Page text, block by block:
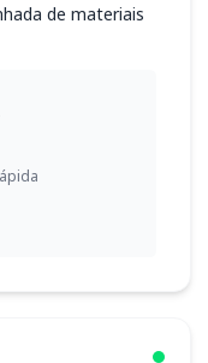
de materiais